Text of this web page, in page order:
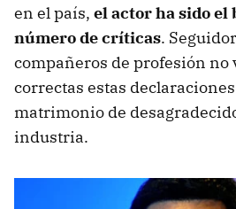
en el país, el actor ha sido el
número de críticas.
compañeros de profesión no
correctas estas
matrimonio de
industria.